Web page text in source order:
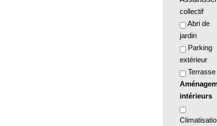
collectif
Abri de
jardin
Parking
extérieur
Terrasse
intérieurs